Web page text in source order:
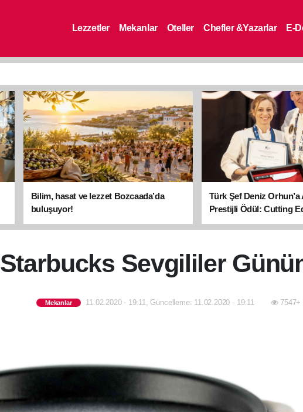
Lezzetler Mekanlar Oteller Chefler &Yazarlar E-
Bilim, hasat ve lezzet Bozcaada’da
buluşuyor!
Türk Şef Deniz Orhun’a
Prestijli Ödül: Cutting
sahibi oldu
Starbucks Sevgililer
Mekanlar 11.02.2020 - 19:11, Güncelleme: 11.02.2020 - 19:11 7547+